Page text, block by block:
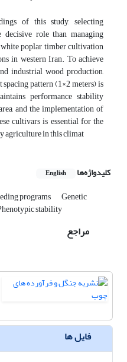
of this study, selecting
role than managing
poplar timber cultivation
in western Iran. To achieve
industrial wood production,
pattern (1×2 meters) is
performance stability
and the implementation of
cultivars is essential for the
agriculture in this climat
کلیدواژه‌ها English
programs Genetic
stability
مراجع
فایل ها